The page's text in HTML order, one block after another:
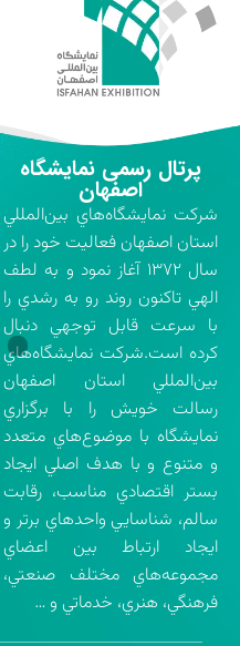
پرتال رسمی نمایشگاه
اصفهان
شركت نمايشگاه‌هاي بين‌المللي
استان اصفهان فعاليت خود را در
سال ۱۳۷۲ آغاز نمود و به لطف
الهي تاكنون روند رو به رشدي را
با سرعت قابل توجهي دنبال
كرده است.شركت نمايشگاه‌هاي
بين‌المللي استان اصفهان
رسالت خويش را با برگزاري
نمايشگاه با موضوع‌هاي متعدد
و متنوع و با هدف اصلي ايجاد
بستر اقتصادي مناسب، رقابت
سالم، شناسايي واحدهاي برتر و
ايجاد ارتباط بين اعضاي
مجموعه‌هاي مختلف صنعتي،
فرهنگي، هنري، خدماتي و …